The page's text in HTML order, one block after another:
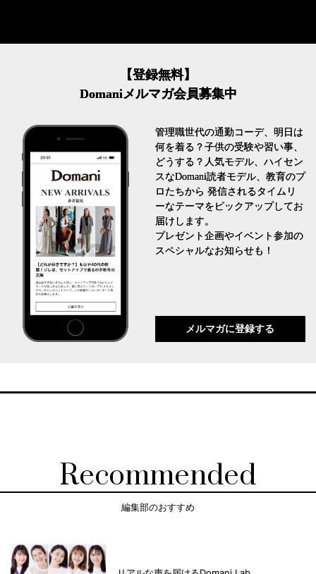
【登録無料】
Domaniメルマガ会員募集中
管理職世代の通勤コーデ、明日は
何を着る？子供の受験や習い事、
どうする？人気モデル、ハイセン
スなDomani読者モデル、教育のプ
ロたちから 発信されるタイムリ
ーなテーマをピックアップしてお
届けします。
プレゼント企画やイベント参加の
スペシャルなお知らせも！
メルマガに登録する
Recommended
編集部のおすすめ